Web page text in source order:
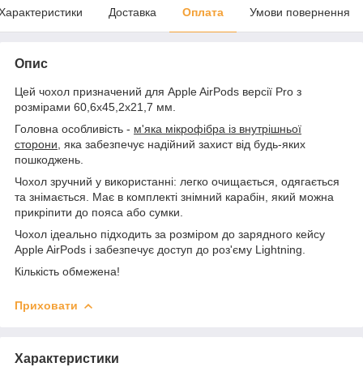
Доставка Оплата Умови повернення
Опис
Цей чохол призначений для Apple AirPods версії Pro з
розмірами 60,6x45,2x21,7 мм.
Головна особливість - м'яка мікрофібра із внутрішньої
сторони , яка забезпечує надійний захист від будь-яких
пошкоджень.
Чохол зручний у використанні: легко очищається, одягається
та знімається. Має в комплекті знімний карабін, який можна
прикріпити до пояса або сумки.
Чохол ідеально підходить за розміром до зарядного кейсу
Apple AirPods і забезпечує доступ до роз'єму Lightning.
Кількість обмежена!
Приховати
Характеристики